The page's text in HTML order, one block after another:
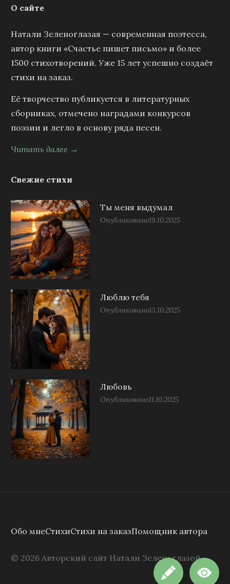
О сайте
Натали Зеленоглазая — современная поэтесса,
автор книги «Счастье пишет письмо» и более
1500 стихотворений. Уже 15 лет успешно создаёт
стихи на заказ.
Её творчество публикуется в литературных
сборниках, отмечено наградами конкурсов
поэзии и легло в основу ряда песен.
Читать далее →
Свежие стихи
Ты меня выдумал
Опубликовано19.10.2025
Люблю тебя
Опубликовано13.10.2025
Любовь
Опубликовано11.10.2025
Обо мнеСтихиСтихи на заказПомощник автора
© 2026 Авторский сайт Натали Зеленоглазой